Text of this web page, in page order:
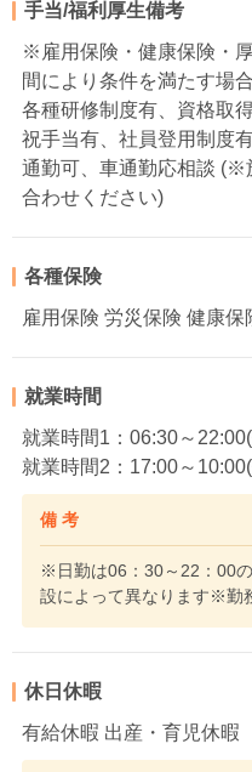
手当/福利厚生備考
※雇用保険・健康保険・
間により条件を満たす場
各種研修制度有、資格取
祝手当有、社員登用制度
通勤可、車通勤応相談 (※
合わせください)
各種保険
雇用保険 労災保険 健康保
就業時間
就業時間1：06:30～
就業時間2：17:00～
備 考
※日勤は06：30～22：00
設によって異なります※勤
休日休暇
有給休暇 出産・育児休暇